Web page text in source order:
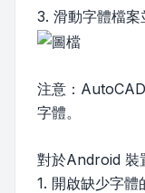
3. 滑動字體檔
注意：
字體。
對於Android 裝
1. 開啟缺少字體